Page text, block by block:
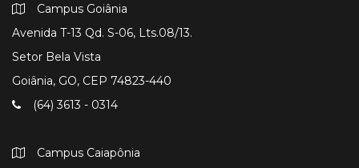
Campus Goiânia
Avenida T-13 Qd. S-06, Lts.08/13.
Setor Bela Vista
Goiânia, GO, CEP 74823-440
(64) 3613 - 0314
Campus Caiapônia